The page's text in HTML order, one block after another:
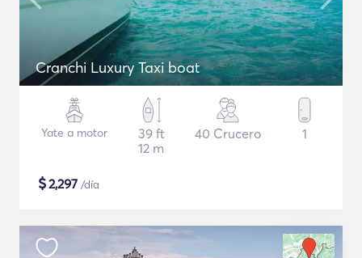
Cranchi Luxury Taxi boat
Yate a motor
39 ft
12 m
40 Crucero 1
$2,297 /día